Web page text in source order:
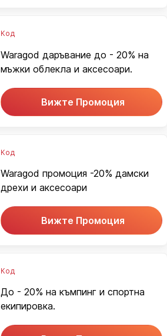
Код
Waragod даръвание до - 20% на
мъжки облекла и аксесоари.
Вижте Промоция
Код
Waragod промоция -20% дамски
дрехи и аксесоари
Вижте Промоция
Код
До - 20% на къмпинг и спортна
екипировка.